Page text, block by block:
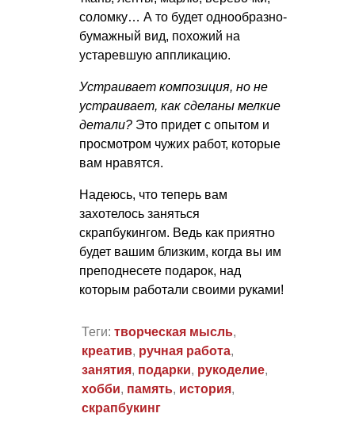
соломку… А то будет однообразно-
бумажный вид, похожий на
устаревшую аппликацию.
Устраивает композиция, но не
устраивает, как сделаны мелкие
детали? Это придет с опытом и
просмотром чужих работ, которые
вам нравятся.
Надеюсь, что теперь вам
захотелось заняться
скрапбукингом. Ведь как приятно
будет вашим близким, когда вы им
преподнесете подарок, над
которым работали своими руками!
Теги: творческая мысль,
креатив, ручная работа,
занятия, подарки, рукоделие,
хобби, память, история,
скрапбукинг